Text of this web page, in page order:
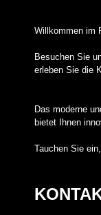
Willkommen im
Besuchen Sie
erleben Sie die
Das moderne
bietet Ihnen
Tauchen Sie